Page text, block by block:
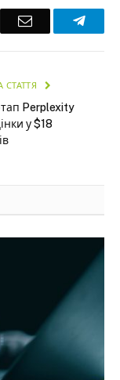
Email
СТАТТЯ
Perplexity
у $18